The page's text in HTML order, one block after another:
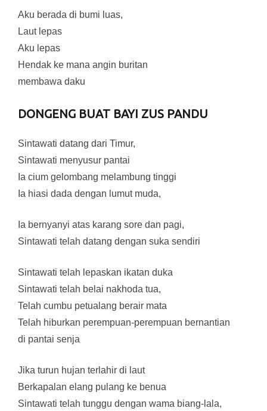
Aku berada di bumi luas,
Laut lepas
Aku lepas
Hendak ke mana angin buritan
membawa daku
DONGENG BUAT BAYI ZUS PANDU
Sintawati datang dari Timur,
Sintawati menyusur pantai
Ia cium gelombang melambung tinggi
Ia hiasi dada dengan lumut muda,
Ia bernyanyi atas karang sore dan pagi,
Sintawati telah datang dengan suka sendiri
Sintawati telah lepaskan ikatan duka
Sintawati telah belai nakhoda tua,
Telah cumbu petualang berair mata
Telah hiburkan perempuan-perempuan bernantian
di pantai senja
Jika turun hujan terlahir di laut
Berkapalan elang pulang ke benua
Sintawati telah tunggu dengan wama biang-lala,